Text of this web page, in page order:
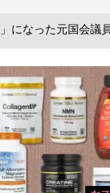
」になった元国会議